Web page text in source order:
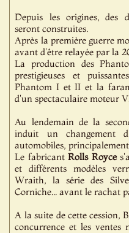
Depuis les origines, des
seront construites.
Après la première guerre
avant d'être relayée par la
La production des
prestigieuses et
Phantom I et II et la
d'un spectaculaire moteur
Au lendemain de la
induit un changement
automobiles,
Le fabricantRolls Royce
et différents modèles
Wraith, la série des
Corniche... avant le rachat
A la suite de cette cession,
concurrence et les ventes